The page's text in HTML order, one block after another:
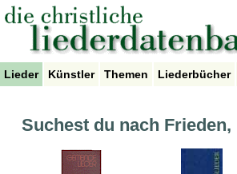
Lieder Künstler Themen Liederbücher
Suchest du nach